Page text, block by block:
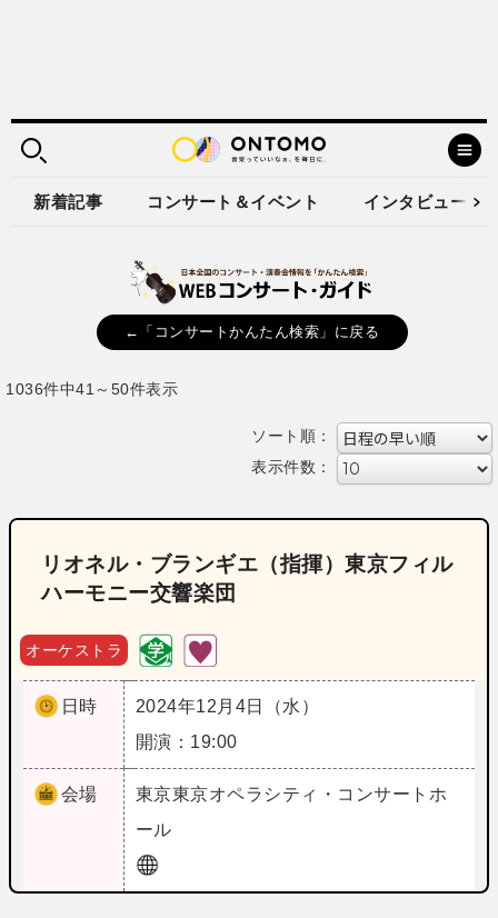
新着記事 コンサート＆イベント インタビュー
←「コンサートかんたん検索」に戻る
1036件中41～50件表示
ソート順：
表示件数：
リオネル・ブランギエ（指揮）東京フィル
ハーモニー交響楽団
オーケストラ
日時
2024年12月4日（水）
開演：19:00
会場 東京東京オペラシティ・コンサートホ
ール